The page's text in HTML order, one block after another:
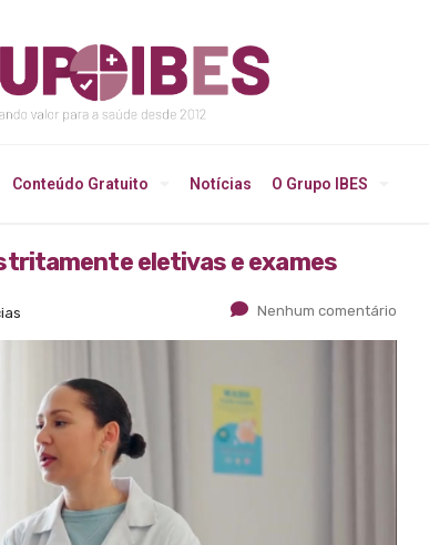
Conteúdo Gratuito Notícias O Grupo IBES
eletivas e exames
Nenhum comentário